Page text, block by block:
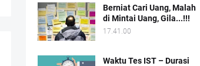
Berniat Cari Uang, Malah
di Mintai Uang, Gila...!!!
17.41.00
Waktu Tes IST – Durasi